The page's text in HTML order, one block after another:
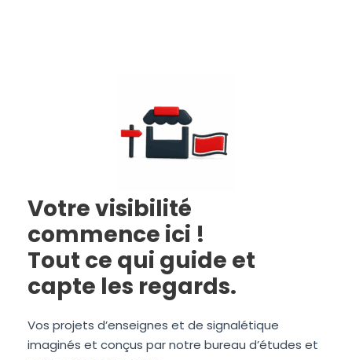
Votre visibilité
commence ici !
Tout ce qui guide et
capte les regards.
Vos projets d’enseignes et de signalétique
imaginés et conçus par notre bureau d’études et